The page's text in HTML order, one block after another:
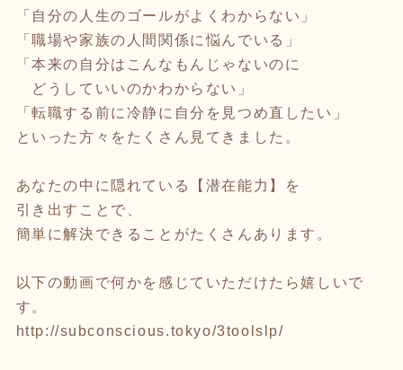
「自分の人生のゴールがよくわからない」
「職場や家族の人間関係に悩んでいる」
「本来の自分はこんなもんじゃないのに
どうしていいのかわからない」
「転職する前に冷静に自分を見つめ直したい」
といった方々をたくさん見てきました。
あなたの中に隠れている【潜在能力】を
引き出すことで、
簡単に解決できることがたくさんあります。
以下の動画で何かを感じていただけたら嬉しいで
す。
http://subconscious.tokyo/3toolslp/